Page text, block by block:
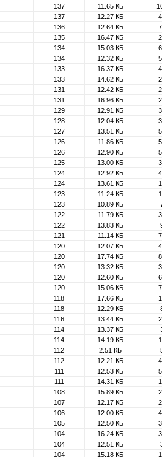
137 11.65 КБ
137 12.27 КБ
136 12.64 КБ
135 16.47 КБ
134 15.03 КБ
134 12.32 КБ
133 16.37 КБ
133 14.62 КБ
131 12.42 КБ
131 16.96 КБ
129 12.91 КБ
128 12.04 КБ
127 13.51 КБ
126 11.86 КБ
126 12.90 КБ
125 13.00 КБ
124 12.92 КБ
124 13.61 КБ
123 11.24 КБ
123 10.89 КБ
122 11.79 КБ
122 13.83 КБ
121 11.14 КБ
120 12.07 КБ
120 17.74 КБ
120 13.32 КБ
120 12.60 КБ
120 15.06 КБ
118 17.66 КБ
118 12.29 КБ
116 13.44 КБ
114 13.37 КБ
114 14.19 КБ
112 2.51 КБ
112 12.21 КБ
111 12.53 КБ
111 14.31 КБ
108 15.89 КБ
107 12.17 КБ
106 12.00 КБ
105 12.50 КБ
104 16.24 КБ
104 12.51 КБ
104 15.18 КБ